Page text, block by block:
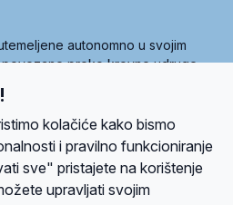
autonomno u svojim
povezane preko krovne udruge
utemeljilo je sedam članica, među
Marija.
kolačiće kako bismo
i pravilno funkcioniranje
sve" pristajete na korištenje
upravljati svojim